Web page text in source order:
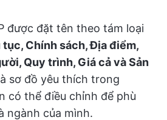
được đặt tên theo tám loại
tục, Chính sách, Địa điểm,
Quy trình, Giá cả và Sản
sơ đồ yêu thích trong
có thể điều chỉnh để phù
ngành của mình.